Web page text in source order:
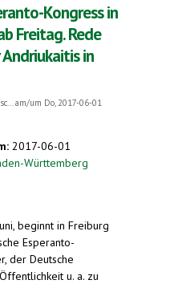
Kongress in
Freitag. Rede
in
am/um Do, 2017-06-01
2017-06-01
Württemberg
beginnt in Freiburg
Esperanto-
der Deutsche
u. a. zu